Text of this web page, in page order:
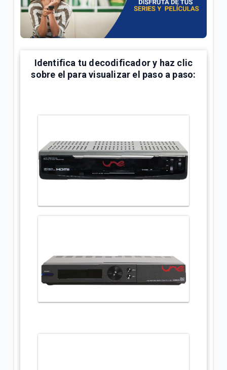
¿Cómo bloquear canales o programas en Televisión
Tigo? | Hogar
Hogar
Identifica tu decodificador y haz clic
sobre el para visualizar el paso a paso: